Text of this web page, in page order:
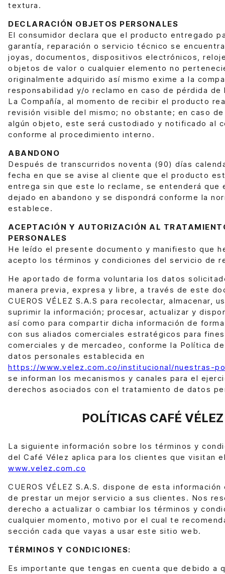
textura.
DECLARACIÓN OBJETOS PERSONALES
El consumidor declara que el producto entregado
garantía, reparación o servicio técnico se
joyas, documentos, dispositivos electrónicos,
objetos de valor o cualquier elemento no
originalmente adquirido así mismo exime a la
responsabilidad y/o reclamo en caso de pérdida de
La Compañía, al momento de recibir el producto
revisión visible del mismo; no obstante; en caso
algún objeto, este será custodiado y notificado al
conforme al procedimiento interno.
ABANDONO
Después de transcurridos noventa (90) días
fecha en que se avise al cliente que el producto
entrega sin que este lo reclame, se entenderá que
dejado en abandono y se dispondrá conforme la
establece.
ACEPTACIÓN Y AUTORIZACIÓN AL
PERSONALES
He leído el presente documento y manifiesto que
acepto los términos y condiciones del servicio de
He aportado de forma voluntaria los datos
manera previa, expresa y libre, a través de este
CUEROS VÉLEZ S.A.S para recolectar, almacenar,
suprimir la información; procesar, actualizar y
así como para compartir dicha información de
con sus aliados comerciales estratégicos para
comerciales y de mercadeo, conforme la Política
datos personales establecida en
https://www.velez.com.co/institucional/nuestras-
se informan los mecanismos y canales para el
derechos asociados con el tratamiento de datos
POLÍTICAS CAFÉ VÉLEZ
La siguiente información sobre los términos y
del Café Vélez aplica para los clientes que visitan
www.velez.com.co
CUEROS VÉLEZ S.A.S. dispone de esta
de prestar un mejor servicio a sus clientes. Nos
derecho a actualizar o cambiar los términos y
cualquier momento, motivo por el cual te
sección cada que vayas a usar este sitio web.
TÉRMINOS Y CONDICIONES:
Es importante que tengas en cuenta que debido a